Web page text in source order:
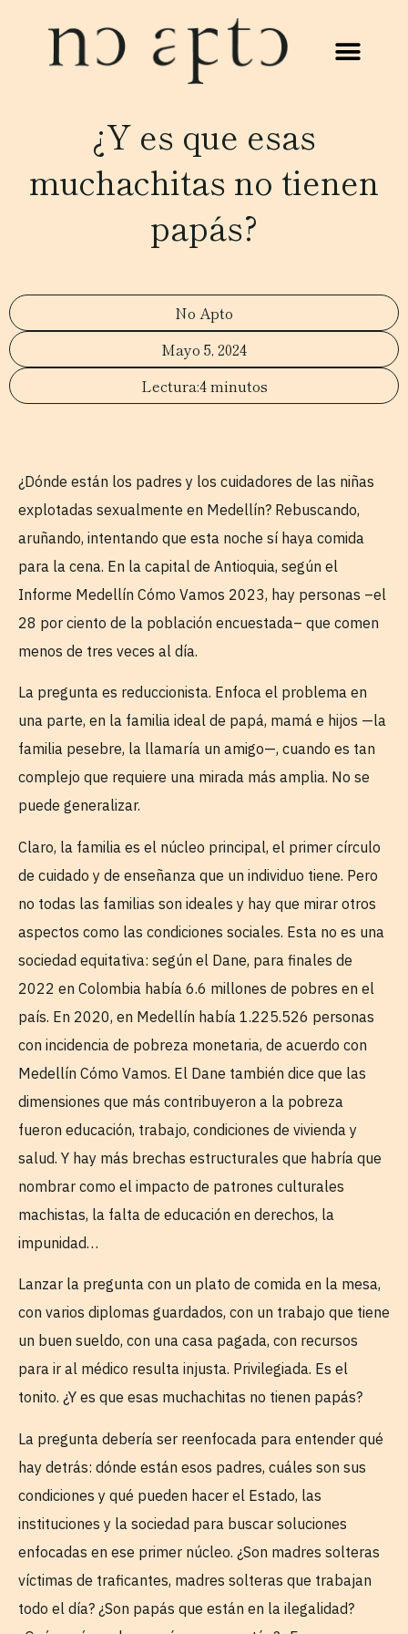
¿Y es que esas
muchachitas no tienen
papás?
No Apto
Mayo 5, 2024
4 minutos
¿Dónde están los padres y los cuidadores de las niñas
explotadas sexualmente en Medellín? Rebuscando,
aruñando, intentando que esta noche sí haya comida
para la cena. En la capital de Antioquia, según el
Informe Medellín Cómo Vamos 2023, hay personas –el
28 por ciento de la población encuestada– que comen
menos de tres veces al día.
La pregunta es reduccionista. Enfoca el problema en
una parte, en la familia ideal de papá, mamá e hijos —la
familia pesebre, la llamaría un amigo—, cuando es tan
complejo que requiere una mirada más amplia. No se
puede generalizar.
Claro, la familia es el núcleo principal, el primer círculo
de cuidado y de enseñanza que un individuo tiene. Pero
no todas las familias son ideales y hay que mirar otros
aspectos como las condiciones sociales. Esta no es una
sociedad equitativa: según el Dane, para finales de
2022 en Colombia había 6.6 millones de pobres en el
país. En 2020, en Medellín había 1.225.526 personas
con incidencia de pobreza monetaria, de acuerdo con
Medellín Cómo Vamos. El Dane también dice que las
dimensiones que más contribuyeron a la pobreza
fueron educación, trabajo, condiciones de vivienda y
salud. Y hay más brechas estructurales que habría que
nombrar como el impacto de patrones culturales
machistas, la falta de educación en derechos, la
impunidad…
Lanzar la pregunta con un plato de comida en la mesa,
con varios diplomas guardados, con un trabajo que tiene
un buen sueldo, con una casa pagada, con recursos
para ir al médico resulta injusta. Privilegiada. Es el
tonito. ¿Y es que esas muchachitas no tienen papás?
La pregunta debería ser reenfocada para entender qué
hay detrás: dónde están esos padres, cuáles son sus
condiciones y qué pueden hacer el Estado, las
instituciones y la sociedad para buscar soluciones
enfocadas en ese primer núcleo. ¿Son madres solteras
víctimas de traficantes, madres solteras que trabajan
todo el día? ¿Son papás que están en la ilegalidad?